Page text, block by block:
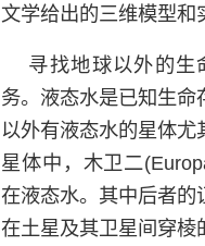
文学给出的三维模型
寻找地球以外的生
务。液态水是已知生
以外有液态水的星体
星体中，木卫二
在液态水。其中后者的
在土星及其卫星间穿棱